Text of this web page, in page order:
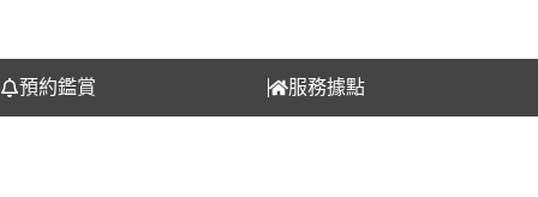
預約鑑賞 服務據點